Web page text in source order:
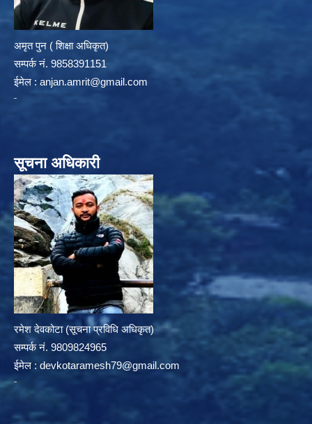
अमृत पुन ( शिक्षा अधिकृत)
सम्पर्क न‌ं. 9858391151
ईमेल : anjan.amrit@gmail.com
सूचना अधिकारी
रमेश देवकोटा (सूचना प्रविधि अधिकृत)
सम्पर्क न‌ं. 9809824965
ईमेल : devkotaramesh79@gmail.com